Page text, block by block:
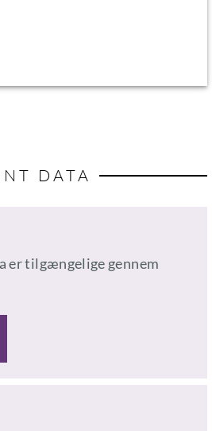
DATA
er tilgængelige gennem